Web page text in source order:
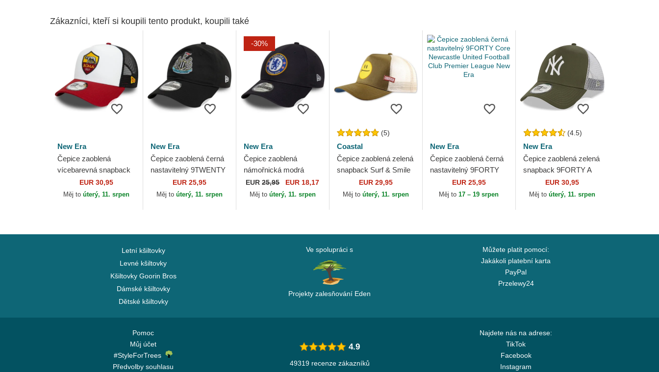
Zákazníci, kteří si koupili tento produkt, koupili také
New Era
Čepice zaoblená
vícebarevná snapback
9FORTY E Frame Core
Associazione Sportiva
EUR 30,95
Měj to úterý, 11. srpen
New Era
Čepice zaoblená černá
nastavitelný 9TWENTY
Core Newcastle United
Football Club Premier
EUR 25,95
Měj to úterý, 11. srpen
-30%
New Era
Čepice zaoblená
námořnická modrá
snapback 9FORTY
Core Chelsea Football
EUR25,95 EUR 18,17
Měj to úterý, 11. srpen
(5)
Coastal
Čepice zaoblená zelená
snapback Surf & Smile
HFT Coastal
EUR 29,95
Měj to úterý, 11. srpen
New Era
Čepice zaoblená černá
nastavitelný 9FORTY
Core Newcastle United
Football Club Premier
EUR 25,95
Měj to17 – 19 srpen
(4.5)
New Era
Čepice zaoblená zelená
snapback 9FORTY A
Frame New York
Yankees MLB New Era
EUR 30,95
Měj toúterý, 11. srpen
Letní kšiltovky
Levné kšiltovky
Kšiltovky Goorin Bros
Dámské kšiltovky
Dětské kšiltovky
Ve spolupráci s
Projekty zalesňování Eden
Můžete platit pomocí:
Jakákoli platební karta
PayPal
Przelewy24
Pomoc
Můj účet
#StyleForTrees
Předvolby souhlasu
Najdete nás na adrese:
TikTok
Facebook
Instagram
4.9
49319 recenze zákazníků